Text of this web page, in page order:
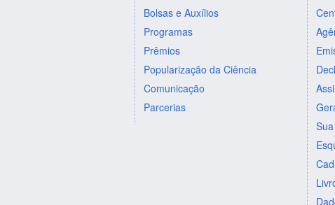
Bolsas e Auxílios
Programas
Prêmios
Popularização da Ciência
Comunicação
Parcerias